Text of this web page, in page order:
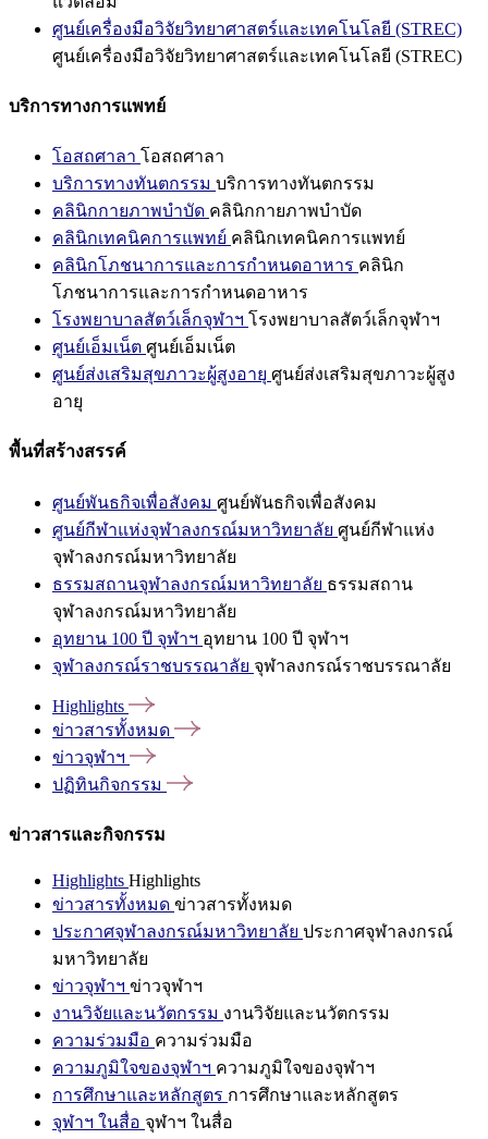
ศูนย์เครื่องมือวิจัยวิทยาศาสตร์และเทคโนโลยี (STREC)
ศูนย์เครื่องมือวิจัยวิทยาศาสตร์และเทคโนโลยี (STREC)
บริการทางการแพทย์
โอสถศาลา โอสถศาลา
บริการทางทันตกรรม บริการทางทันตกรรม
คลินิกกายภาพบำบัด คลินิกกายภาพบำบัด
คลินิกเทคนิคการแพทย์ คลินิกเทคนิคการแพทย์
คลินิกโภชนาการและการกำหนดอาหาร คลินิก
โภชนาการและการกำหนดอาหาร
โรงพยาบาลสัตว์เล็กจุฬาฯ โรงพยาบาลสัตว์เล็กจุฬาฯ
ศูนย์เอ็มเน็ต ศูนย์เอ็มเน็ต
ศูนย์ส่งเสริมสุขภาวะผู้สูงอายุ ศูนย์ส่งเสริมสุขภาวะผู้สูง
อายุ
พื้นที่สร้างสรรค์
ศูนย์พันธกิจเพื่อสังคม ศูนย์พันธกิจเพื่อสังคม
ศูนย์กีฬาแห่งจุฬาลงกรณ์มหาวิทยาลัย ศูนย์กีฬาแห่ง
จุฬาลงกรณ์มหาวิทยาลัย
ธรรมสถานจุฬาลงกรณ์มหาวิทยาลัย ธรรมสถาน
จุฬาลงกรณ์มหาวิทยาลัย
อุทยาน 100 ปี จุฬาฯ อุทยาน 100 ปี จุฬาฯ
จุฬาลงกรณ์ราชบรรณาลัย จุฬาลงกรณ์ราชบรรณาลัย
Highlights
ข่าวสารทั้งหมด
ข่าวจุฬาฯ
ปฏิทินกิจกรรม
ข่าวสารและกิจกรรม
Highlights Highlights
ข่าวสารทั้งหมด ข่าวสารทั้งหมด
ประกาศจุฬาลงกรณ์มหาวิทยาลัย ประกาศจุฬาลงกรณ์
มหาวิทยาลัย
ข่าวจุฬาฯ ข่าวจุฬาฯ
งานวิจัยและนวัตกรรม งานวิจัยและนวัตกรรม
ความร่วมมือ ความร่วมมือ
ความภูมิใจของจุฬาฯ ความภูมิใจของจุฬาฯ
การศึกษาและหลักสูตร การศึกษาและหลักสูตร
จุฬาฯ ในสื่อ จุฬาฯ ในสื่อ